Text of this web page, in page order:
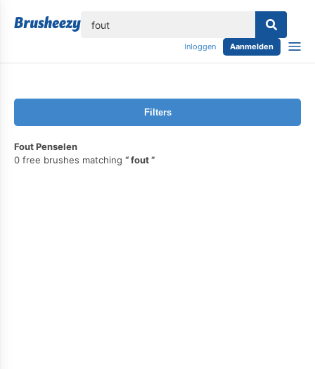
Inloggen Aanmelden
Filters
Fout Penselen
0 free brushes matching
fout